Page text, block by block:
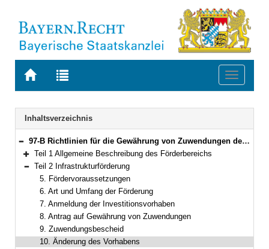
Zur
BAYERN.RECHT
Zur
letzten
Suche
Toggle
Navigation
Inhaltsverzeichnis
Bereich reduzieren
97-B Richtlinien für die Gewährung von Zuwendungen des Freistaates Bayern für den öffentlichen Personennahverkehr (ÖPNV-Zuwendungsrichtlinien – RZÖPNV) Gemeinsame Bekanntmachung der Bayerischen Staatsministerien für Wohnen, Bau und Verkehr sowie der Finanzen und für Heimat vom 28. November 2023, Az. 52-3524-2-6 und 62-FV 6220-1/58 (BayMBl. Nr. 622 )
Bereich erweitern
Teil 1 Allgemeine Beschreibung des Förderbereichs
Bereich reduzieren
Teil 2 Infrastrukturförderung
5. Fördervoraussetzungen
6. Art und Umfang der Förderung
7. Anmeldung der Investitionsvorhaben
8. Antrag auf Gewährung von Zuwendungen
9. Zuwendungsbescheid
10. Änderung des Vorhabens